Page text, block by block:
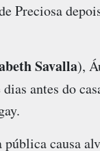
Preciosa
Savalla),
antes do
causa